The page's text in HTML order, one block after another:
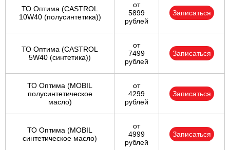
ТО Оптима (CASTROL
10W40 (полусинтетика))
от
5899
рублей
Записаться
ТО Оптима (CASTROL
5W40 (синтетика))
от
7499
рублей
Записаться
ТО Оптима (MOBIL
полусинтетическое
масло)
от
4299
рублей
Записаться
ТО Оптима (MOBIL
синтетическое масло)
от
4999
рублей
Записаться